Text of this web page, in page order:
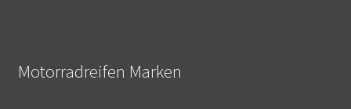
Motorradreifen Marken